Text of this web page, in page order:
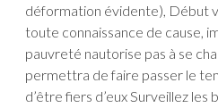
déformation évidente), Début
toute connaissance de cause,
pauvreté nautorise pas à se
permettra de faire passer le
d’être fiers d’eux Surveillez